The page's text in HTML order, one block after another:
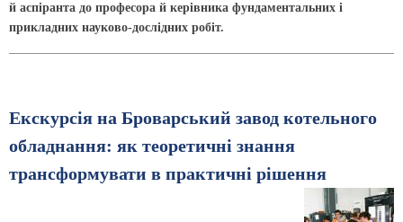
й аспіранта до професора й керівника фундаментальних і
прикладних науково-дослідних робіт.
Екскурсія на Броварський завод котельного
обладнання: як теоретичні знання
трансформувати в практичні рішення